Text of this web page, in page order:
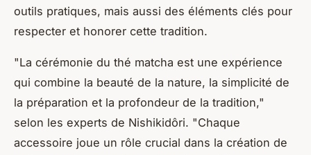
outils pratiques, mais aussi des éléments clés pour
respecter et honorer cette tradition.
"La cérémonie du thé matcha est une expérience
qui combine la beauté de la nature, la simplicité de
la préparation et la profondeur de la tradition,"
selon les experts de Nishikidôri. "Chaque
accessoire joue un rôle crucial dans la création de